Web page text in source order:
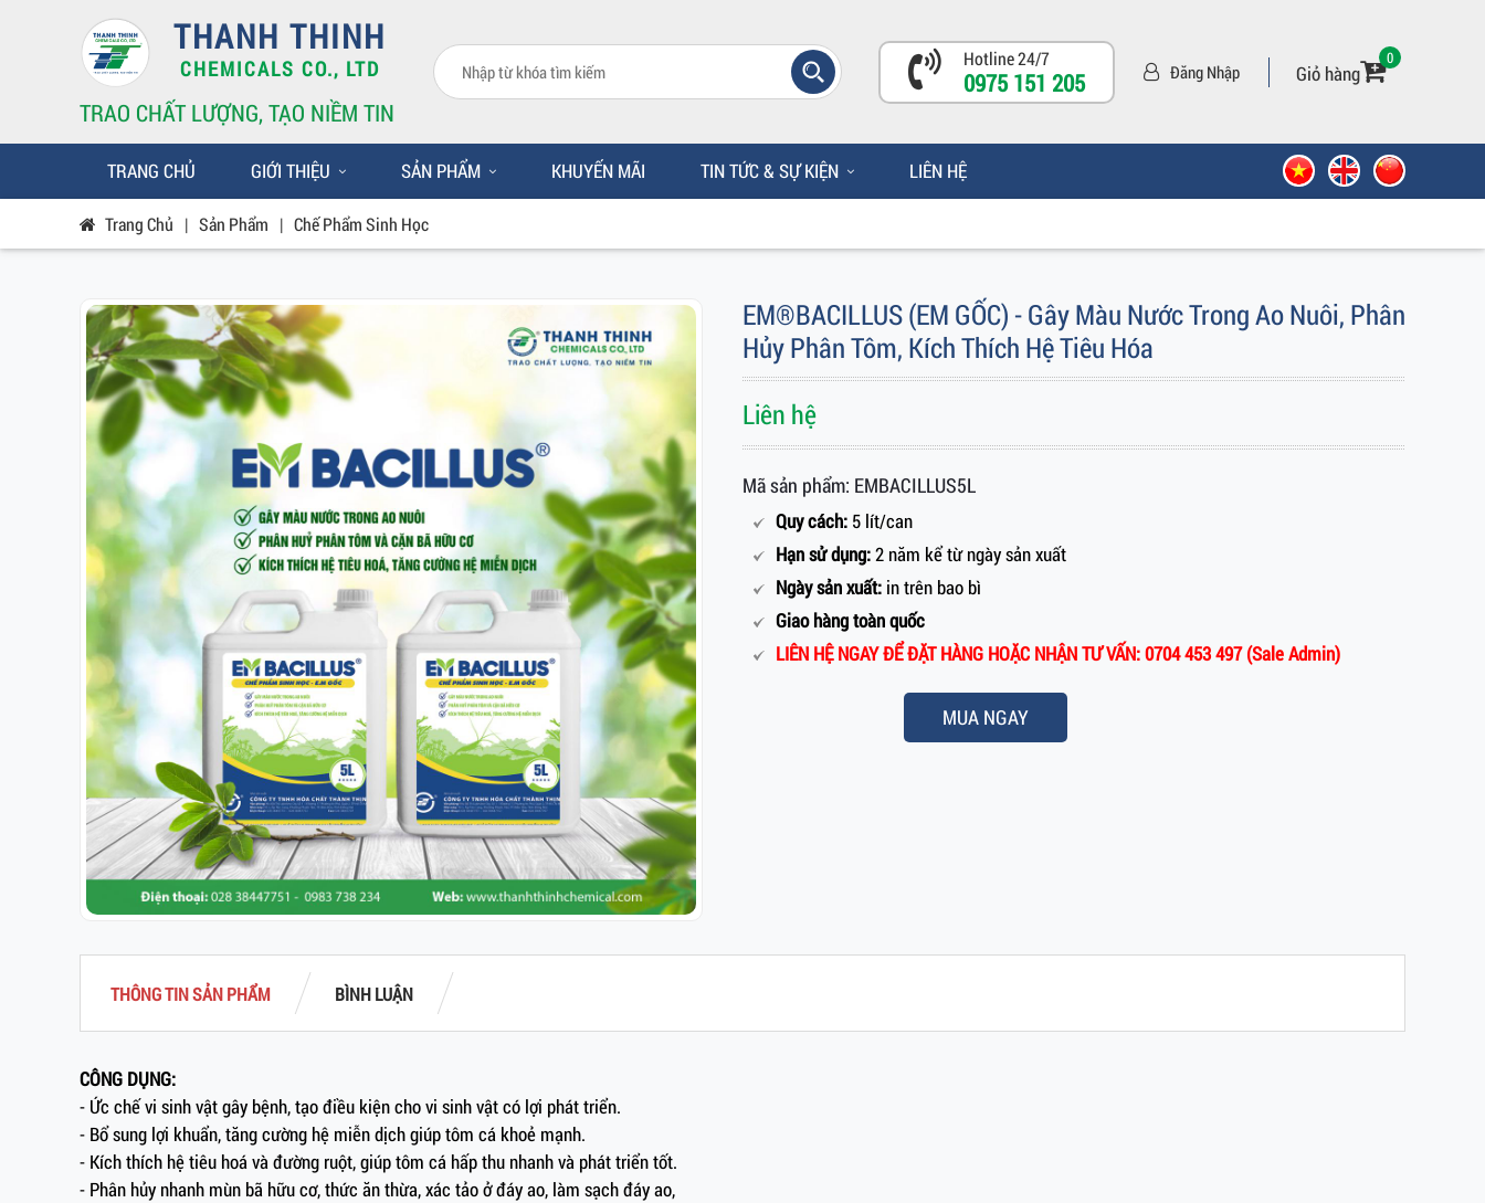
THANH THINH
CHEMICALS CO., LTD
TRAO CHẤT LƯỢNG, TẠO NIỀM TIN
Hotline 24/7
0975 151 205 Đăng Nhập Giỏ hàng
0
TRANG CHỦ GIỚI THIỆU SẢN PHẨM KHUYẾN MÃI TIN TỨC & SỰ KIỆN LIÊN HỆ
Trang Chủ | Sản Phẩm | Chế Phẩm Sinh Học
EM®BACILLUS (EM GỐC) - Gây Màu Nước Trong Ao Nuôi, Phân
Hủy Phân Tôm, Kích Thích Hệ Tiêu Hóa
Liên hệ
Mã sản phẩm: EMBACILLUS5L
Quy cách: 5 lít/can
Hạn sử dụng:2 năm kể từ ngày sản xuất
Ngày sản xuất: in trên bao bì
Giao hàng toàn quốc
LIÊN HỆ NGAY ĐỂ ĐẶT HÀNG HOẶC NHẬN TƯ VẤN: 0704 453 497 (Sale Admin)
MUA NGAY
THÔNG TIN SẢN PHẨM BÌNH LUẬN
CÔNG DỤNG:
- Ức chế vi sinh vật gây bệnh, tạo điều kiện cho vi sinh vật có lợi phát triển.
- Bổ sung lợi khuẩn, tăng cường hệ miễn dịch giúp tôm cá khoẻ mạnh.
- Kích thích hệ tiêu hoá và đường ruột, giúp tôm cá hấp thu nhanh và phát triển tốt.
- Phân hủy nhanh mùn bã hữu cơ, thức ăn thừa, xác tảo ở đáy ao, làm sạch đáy ao,